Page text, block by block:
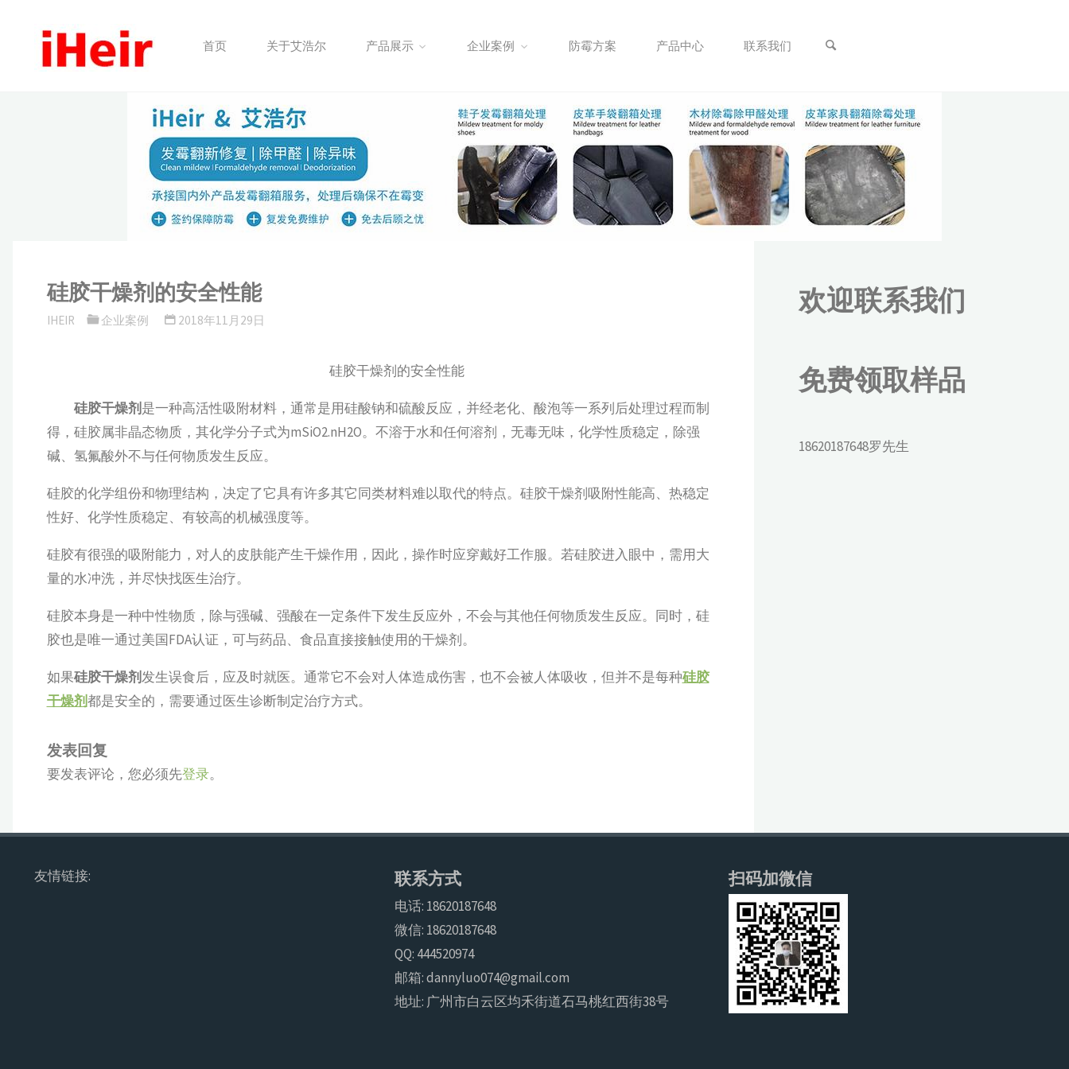
首页 关于艾浩尔 产品展示 企业案例 防霉方案 产品中心 联系我们
硅胶干燥剂的安全性能
IHEIR 企业案例 2018年11月29日
硅胶干燥剂的安全性能
硅胶干燥剂是一种高活性吸附材料，通常是用硅酸钠和硫酸反应，并经老化、酸泡等一系列后处理过程而制
得，硅胶属非晶态物质，其化学分子式为mSiO2.nH2O。不溶于水和任何溶剂，无毒无味，化学性质稳定，除强
碱、氢氟酸外不与任何物质发生反应。
硅胶的化学组份和物理结构，决定了它具有许多其它同类材料难以取代的特点。硅胶干燥剂吸附性能高、热稳定
性好、化学性质稳定、有较高的机械强度等。
硅胶有很强的吸附能力，对人的皮肤能产生干燥作用，因此，操作时应穿戴好工作服。若硅胶进入眼中，需用大
量的水冲洗，并尽快找医生治疗。
硅胶本身是一种中性物质，除与强碱、强酸在一定条件下发生反应外，不会与其他任何物质发生反应。同时，硅
胶也是唯一通过美国FDA认证，可与药品、食品直接接触使用的干燥剂。
如果硅胶干燥剂发生误食后，应及时就医。通常它不会对人体造成伤害，也不会被人体吸收，但并不是每种硅胶
干燥剂都是安全的，需要通过医生诊断制定治疗方式。
发表回复
要发表评论，您必须先登录。
欢迎联系我们
免费领取样品
18620187648罗先生
友情链接: 联系方式
电话: 18620187648
微信: 18620187648
QQ: 444520974
邮箱: dannyluo074@gmail.com
地址: 广州市白云区均禾街道石马桃红西街38号
扫码加微信